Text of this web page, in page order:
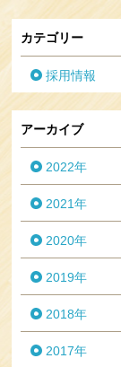
カテゴリー
採用情報
アーカイブ
2022年
2021年
2020年
2019年
2018年
2017年